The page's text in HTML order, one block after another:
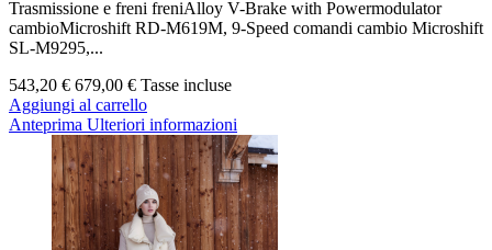
Trasmissione e freni freniAlloy V-Brake with Powermodulator
cambioMicroshift RD-M619M, 9-Speed comandi cambio Microshift
SL-M9295,...
543,20 € 679,00 € Tasse incluse
Aggiungi al carrello
Anteprima Ulteriori informazioni